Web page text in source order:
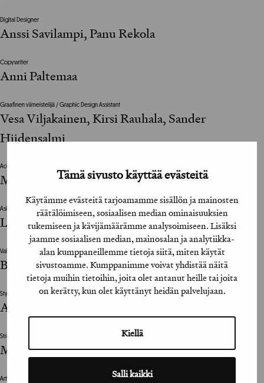
Tämä sivusto käyttää evästeitä
Käytämme evästeitä tarjoamamme sisällön ja mainosten
räätälöimiseen, sosiaalisen median ominaisuuksien
tukemiseen ja kävijämäärämme analysoimiseen. Lisäksi
jaamme sosiaalisen median, mainosalan ja analytiikka-
alan kumppaneillemme tietoja siitä, miten käytät
sivustoamme. Kumppanimme voivat yhdistää näitä
tietoja muihin tietoihin, joita olet antanut heille tai joita
on kerätty, kun olet käyttänyt heidän palvelujaan.
Kiellä
Salli kaikki
Digital Designer
Anssi Savilampi, Panu Rekola
Copywriter
Anni Paltemaa
Graafinen viimeistelijä / Graphic Design Assistant
Vesa Viljakainen, Kirsi Rauhala, Sander
Hiidensalmi
Account Director
Michael Biaudet
Asiakkaan vastuuhenkilö / Client’s Representative
Laura Järnefelt, Mikko Ali-Melkkilä (Brukett)
Valokuvat / Photographs
Bryan Saragosa
Stylisti / Stylist
Anne Törnroos
Strategi / Strategist
Michael Biaudet
Art Director